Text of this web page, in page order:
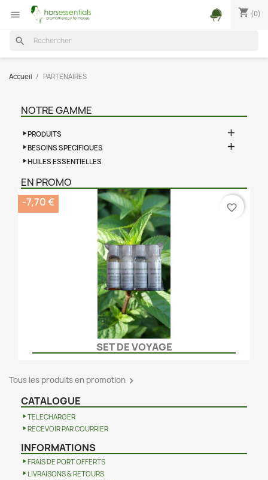
 shopping_cart (0)
search
Accueil PARTENAIRES
NOTRE GAMME
PRODUITS 
BESOINS SPECIFIQUES 
HUILES ESSENTIELLES
EN PROMO
SET DE VOYAGE
-7,70 € favorite_border
Tous les produits en promotion 
CATALOGUE
TELECHARGER
RECEVOIR PAR COURRIER
INFORMATIONS
FRAIS DE PORT OFFERTS
LIVRAISONS & RETOURS